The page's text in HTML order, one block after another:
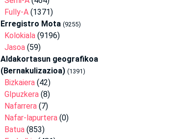
Fully-A (1371)
Erregistro Mota (9255)
Kolokiala (9196)
Jasoa (59)
Aldakortasun geografikoa
(Bernakulizazioa) (1391)
Bizkaiera (42)
GIpuzkera (8)
Nafarrera (7)
Nafar-lapurtera (0)
Batua (853)